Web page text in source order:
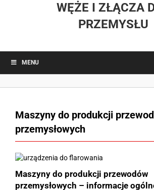
WĘŻE I ZŁĄCZA
PRZEMYSŁU
MENU
Maszyny do produkcji
przemysłowych
Maszyny do produkcji przewodów
przemysłowych – informacje